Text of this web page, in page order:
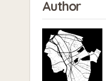
Author